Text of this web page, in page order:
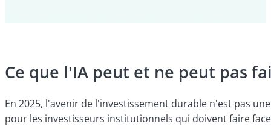
Ce que l'IA peut et ne peut pas
En 2025, l'avenir de l'investissement durable n'est pas
pour les investisseurs institutionnels qui doivent faire